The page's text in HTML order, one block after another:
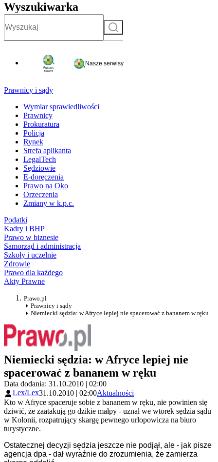
Wyszukiwarka
Szukaj
Nasze serwisy
Prawnicy i sądy
Wymiar sprawiedliwości
Prawnicy
Prokuratura
Policja
Rynek
Strefa aplikanta
LegalTech
Sędziowie
E-doręczenia
Prawo na Oko
Orzeczenia
Zmiany w k.p.c.
Podatki
Kadry i BHP
Prawo w biznesie
Samorząd i administracja
Szkoły i uczelnie
Zdrowie
Prawo dla każdego
Akty Prawne
Prawo.pl
Prawnicy i sądy
Niemiecki sędzia: w Afryce lepiej nie spacerować z bananem w ręku
Niemiecki sędzia: w Afryce lepiej nie
spacerować z bananem w ręku
Data dodania: 31.10.2010 | 02:00
Lex/Lex31.10.2010 | 02:00Aktualności
Kto w Afryce spaceruje sobie z bananem w ręku, nie powinien się
dziwić, że zaatakują go dzikie małpy - uznał we wtorek sędzia sądu
w Kolonii, rozpatrujący skargę pewnego urlopowicza na biuro
turystyczne.
Ostatecznej decyzji sędzia jeszcze nie podjął, ale - jak pisze
agencja dpa - dał wyraźnie do zrozumienia, że zamierza